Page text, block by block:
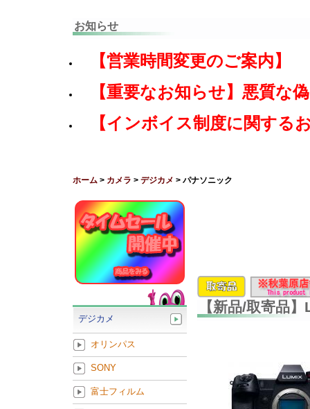
お知らせ
【営業時間変更のご案内】
【重要なお知らせ】悪質な
【インボイス制度に関する
ホーム > カメラ > デジカメ > パナソニック
【新品/取寄品
デジカメ
オリンパス
SONY
富士フィルム